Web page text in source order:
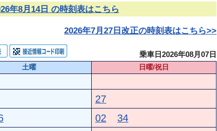
年8月14日 の時刻表はこちら
2026年7月27日改正の時刻表はこちら>>
乗車日2026年08月07日
土曜
日曜/祝日
27
02 34